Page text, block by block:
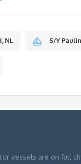
NL S/Y
vessels are on full